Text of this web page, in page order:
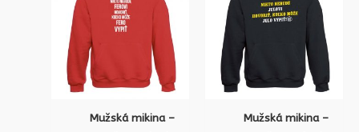
Mužská mikina –
Mužská mikina –